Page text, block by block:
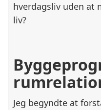
hverdagsliv uden at
liv?
Jeg begyndte at